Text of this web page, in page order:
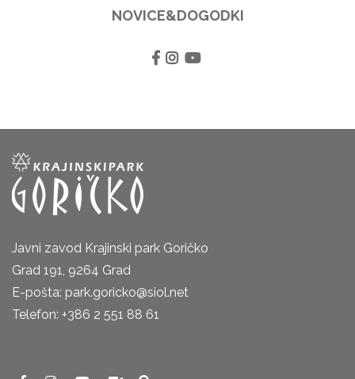
NOVICE&DOGODKI
Javni zavod Krajinski park Goričko
Grad 191, 9264 Grad
E-pošta: park.goricko@siol.net
Telefon: +386 2 551 88 61